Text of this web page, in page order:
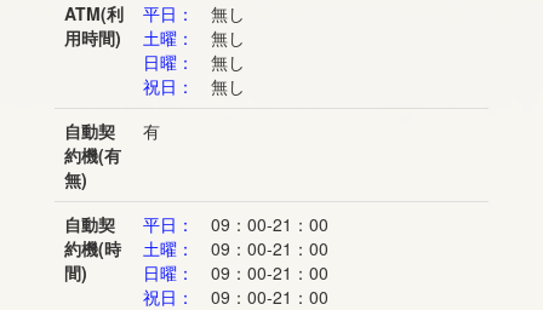
ATM(利
用時間)
平日：
無し
土曜：
無し
日曜：
無し
祝日：
無し
自動契
約機(有
無)
有
自動契
約機(時
間)
平日：
09：00-21：00
土曜：
09：00-21：00
日曜：
09：00-21：00
祝日：
09：00-21：00